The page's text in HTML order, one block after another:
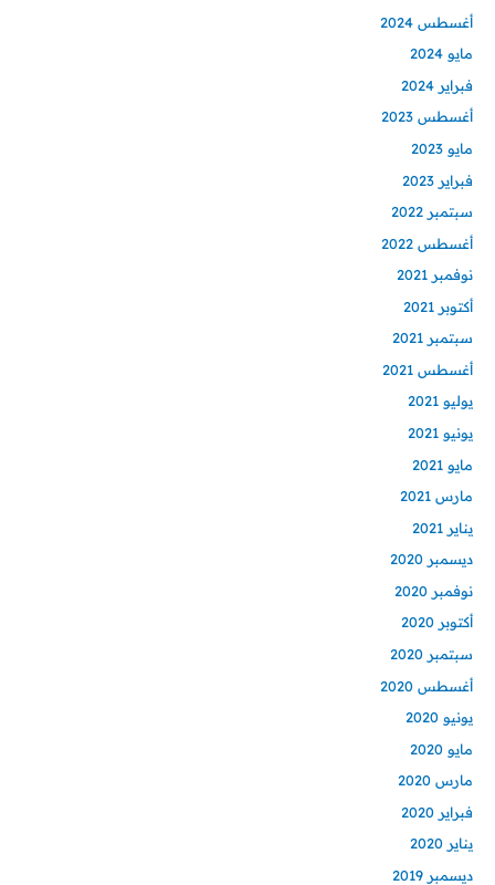
أغسطس 2024
مايو 2024
فبراير 2024
أغسطس 2023
مايو 2023
فبراير 2023
سبتمبر 2022
أغسطس 2022
نوفمبر 2021
أكتوبر 2021
سبتمبر 2021
أغسطس 2021
يوليو 2021
يونيو 2021
مايو 2021
مارس 2021
يناير 2021
ديسمبر 2020
نوفمبر 2020
أكتوبر 2020
سبتمبر 2020
أغسطس 2020
يونيو 2020
مايو 2020
مارس 2020
فبراير 2020
يناير 2020
ديسمبر 2019